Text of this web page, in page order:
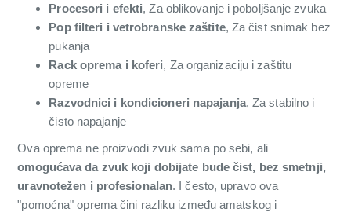
Procesori i efekti, Za oblikovanje i poboljšanje zvuka
Pop filteri i vetrobranske zaštite, Za čist snimak bez
pukanja
Rack oprema i koferi, Za organizaciju i zaštitu
opreme
Razvodnici i kondicioneri napajanja, Za stabilno i
čisto napajanje
Ova oprema ne proizvodi zvuk sama po sebi, ali
omogućava da zvuk koji dobijate bude čist, bez smetnji,
uravnotežen i profesionalan. I često, upravo ova
"pomoćna" oprema čini razliku između amatskog i